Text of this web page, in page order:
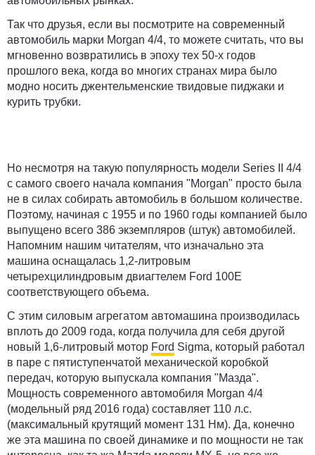
Так что друзья, если вы посмотрите на современный
автомобиль марки Morgan 4/4, то можете считать, что вы
мгновенно возвратились в эпоху тех 50-х годов
прошлого века, когда во многих странах мира было
модно носить джентельменские твидовые пиджаки и
курить трубки.
Но несмотря на такую популярность модели Series II 4/4
с самого своего начала компания "Morgan" просто была
не в силах собирать автомобиль в большом количестве.
Поэтому, начиная с 1955 и по 1960 годы компанией было
выпущено всего 386 экземпляров (штук) автомобилей.
Напомним нашим читателям, что изначально эта
машина оснащалась 1,2-литровым
четырехцилиндровым двиагтелем Ford 100E
соответствующего объема.
С этим силовым агрегатом автомашина производилась
вплоть до 2009 года, когда получила для себя другой
новый 1,6-литровый мотор Ford Sigma, который работал
в паре с пятиступенчатой механической коробкой
передач, которую выпускала компания "Мазда".
Мощность современного автомобиля Morgan 4/4
(модельный ряд 2016 года) составляет 110 л.с.
(максимальный крутящий момент 131 Нм). Да, конечно
же эта машина по своей динамике и по мощности не так